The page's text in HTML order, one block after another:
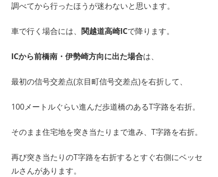
調べてから行ったほうが迷わないと思います。
車で行く場合には、 関越道高崎ICで降ります。
ICから前橋南・伊勢崎方向に出た場合は、
最初の信号交差点(京目町信号交差点)を右折して、
100メートルぐらい進んだ歩道橋のあるT字路を右折。
そのまま住宅地を突き当たりまで進み、T字路を右折。
再び突き当たりのT字路を右折するとすぐ右側にベッセ
ルさんがあります。